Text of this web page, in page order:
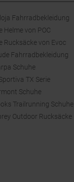
Fahrradbekleidung
Helme von POC
Rucksäcke von Evoc
Fahrradbekleidung
Schuhe
TX Serie
Schuhe
Trailrunning Schuhe
Outdoor Rucksäcke